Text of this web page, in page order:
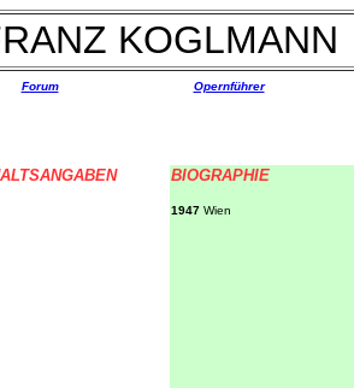
KOGLMANN
Forum Opernführer
BIOGRAPHIE
1947 Wien